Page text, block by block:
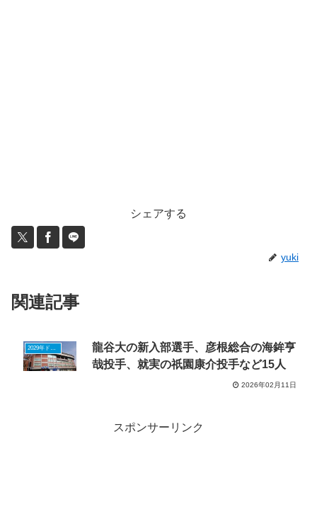
シェアする
yuki
関連記事
龍谷大の新入部選手、彦根総合の海鉾亨
哉投手、就実の祇園康介投手など15人
2026年02月11日
スポンサーリンク